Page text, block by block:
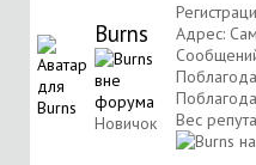
Burns
Новичок
Адрес:
Вес